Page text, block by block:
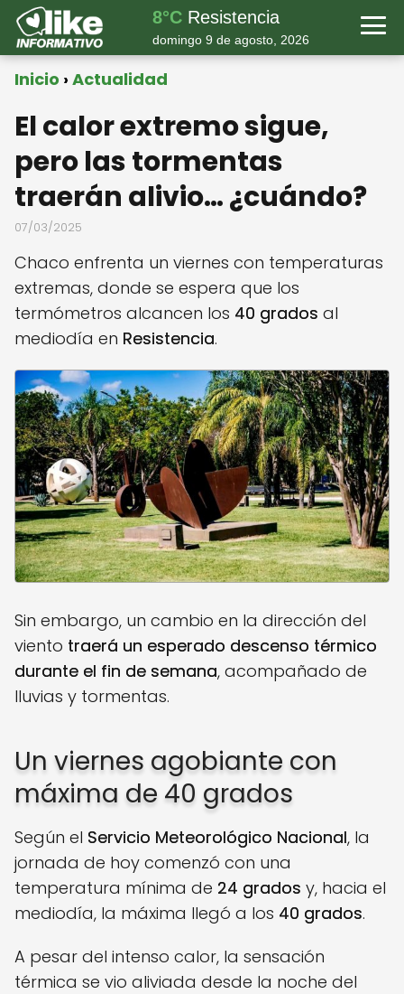
8°C Resistencia
domingo 9 de agosto, 2026
Inicio Actualidad
El calor extremo sigue,
pero las tormentas
traerán alivio… ¿cuándo?
07/03/2025
Chaco enfrenta un viernes con temperaturas
extremas, donde se espera que los
termómetros alcancen los 40 grados al
mediodía en Resistencia.
Sin embargo, un cambio en la dirección del
viento traerá un esperado descenso térmico
durante el fin de semana, acompañado de
lluvias y tormentas.
Un viernes agobiante con
máxima de 40 grados
Según el Servicio Meteorológico Nacional, la
jornada de hoy comenzó con una
temperatura mínima de 24 grados y, hacia el
mediodía, la máxima llegó a los 40 grados.
A pesar del intenso calor, la sensación
térmica se vio aliviada desde la noche del